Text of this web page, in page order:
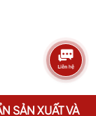
SẢN XUẤT VÀ